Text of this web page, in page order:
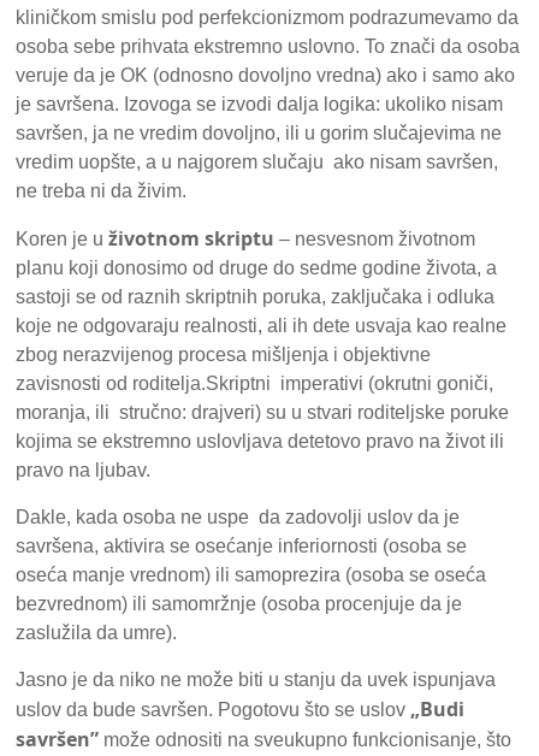
kliničkom smislu pod perfekcionizmom podrazumevamo da
osoba sebe prihvata ekstremno uslovno. To znači da osoba
veruje da je OK (odnosno dovoljno vredna) ako i samo ako
je savršena. Izovoga se izvodi dalja logika: ukoliko nisam
savršen, ja ne vredim dovoljno, ili u gorim slučajevima ne
vredim uopšte, a u najgorem slučaju ako nisam savršen,
ne treba ni da živim.
Koren je uživotnom skriptu – nesvesnom životnom
planu koji donosimo od druge do sedme godine života, a
sastoji se od raznih skriptnih poruka, zaključaka i odluka
koje ne odgovaraju realnosti, ali ih dete usvaja kao realne
zbog nerazvijenog procesa mišljenja i objektivne
zavisnosti od roditelja.Skriptni imperativi (okrutni goniči,
moranja, ili stručno: drajveri) su u stvari roditeljske poruke
kojima se ekstremno uslovljava detetovo pravo na život ili
pravo na ljubav.
Dakle, kada osoba ne uspe da zadovolji uslov da je
savršena, aktivira se osećanje inferiornosti (osoba se
oseća manje vrednom) ili samoprezira (osoba se oseća
bezvrednom) ili samomržnje (osoba procenjuje da je
zaslužila da umre).
Jasno je da niko ne može biti u stanju da uvek ispunjava
uslov da bude savršen. Pogotovu što se uslov „Budi
savršen” može odnositi na sveukupno funkcionisanje, što